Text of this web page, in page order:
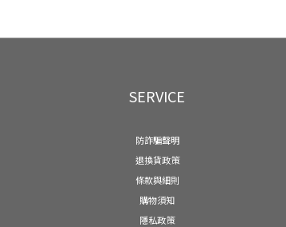
SERVICE
防詐騙聲明
退換貨政策
條款與細則
購物須知
隱私政策